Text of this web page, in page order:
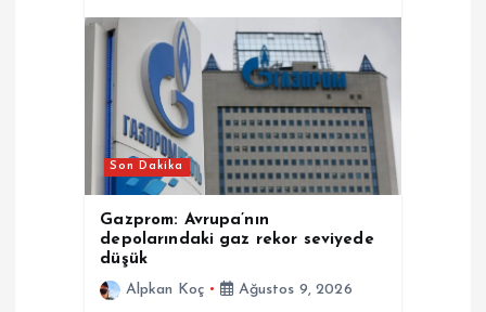
Son Dakika
Gazprom: Avrupa’nın
depolarındaki gaz rekor seviyede
düşük
Alpkan Koç
Ağustos 9, 2026